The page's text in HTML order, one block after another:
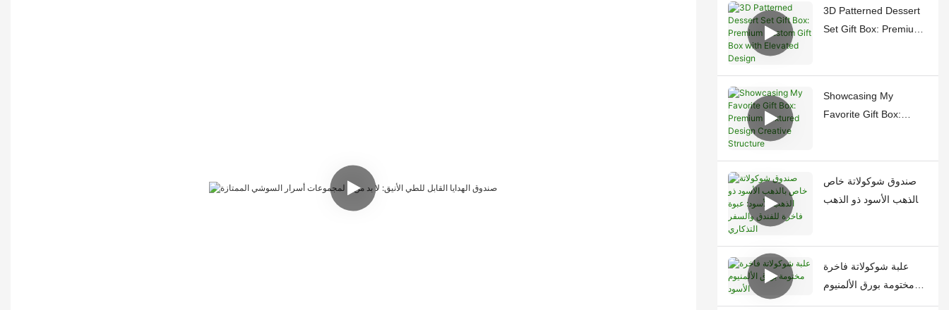
3D Patterned Dessert
Set Gift Box: Premium
Showcasing My
Favorite Gift Box:
صندوق شوكولاتة خاص
بالذهب الأسود ذو الذهب
علبة شوكولاتة فاخرة
مختومة بورق الألمنيوم
الأسود